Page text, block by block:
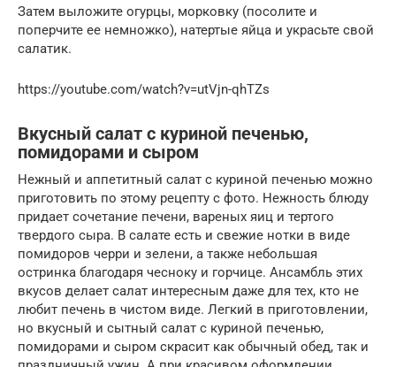
Затем выложите огурцы, морковку (посолите и
поперчите ее немножко), натертые яйца и украсьте свой
салатик.
https://youtube.com/watch?v=utVjn-qhTZs
Вкусный салат с куриной печенью,
помидорами и сыром
Нежный и аппетитный салат с куриной печенью можно
приготовить по этому рецепту с фото. Нежность блюду
придает сочетание печени, вареных яиц и тертого
твердого сыра. В салате есть и свежие нотки в виде
помидоров черри и зелени, а также небольшая
остринка благодаря чесноку и горчице. Ансамбль этих
вкусов делает салат интересным даже для тех, кто не
любит печень в чистом виде. Легкий в приготовлении,
но вкусный и сытный салат с куриной печенью,
помидорами и сыром скрасит как обычный обед, так и